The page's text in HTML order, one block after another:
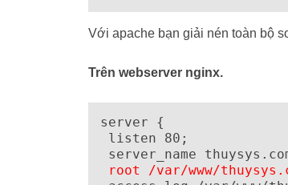
Với apache bạn giải nén toàn bộ
Trên webserver nginx.
server {
listen 80;
root /var/www/